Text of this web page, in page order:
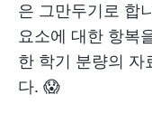
은 그만두기로 합
요소에 대한 항복
한 학기 분량의 자
다. 😱